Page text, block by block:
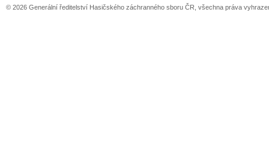
© 2026 Generální ředitelství Hasičského záchranného sboru ČR, všechna práva